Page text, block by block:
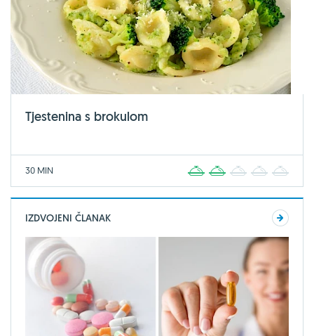
Tjestenina s brokulom
30 MIN 2 3 4
IZDVOJENI ČLANAK